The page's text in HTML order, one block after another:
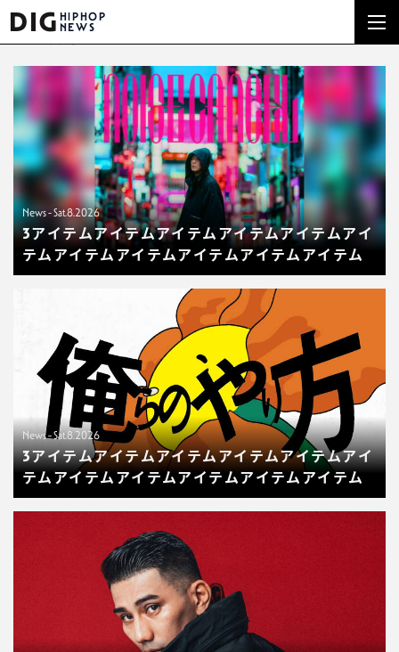
DIG HIPHOP
NEWS
NEWS
News - Sat.8.2026
3アイテムアイテムアイテムアイテムアイテムアイ
テムアイテムアイテムアイテムアイテムアイテム
News - Sat.8.2026
3アイテムアイテムアイテムアイテムアイテムアイ
テムアイテムアイテムアイテムアイテムアイテム